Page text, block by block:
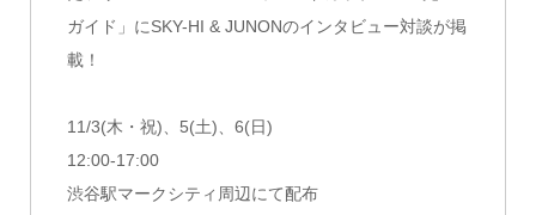
ガイド」にSKY-HI & JUNONのインタビュー対談が掲
載！
11/3(木・祝)、5(土)、6(日)
12:00-17:00
渋谷駅マークシティ周辺にて配布